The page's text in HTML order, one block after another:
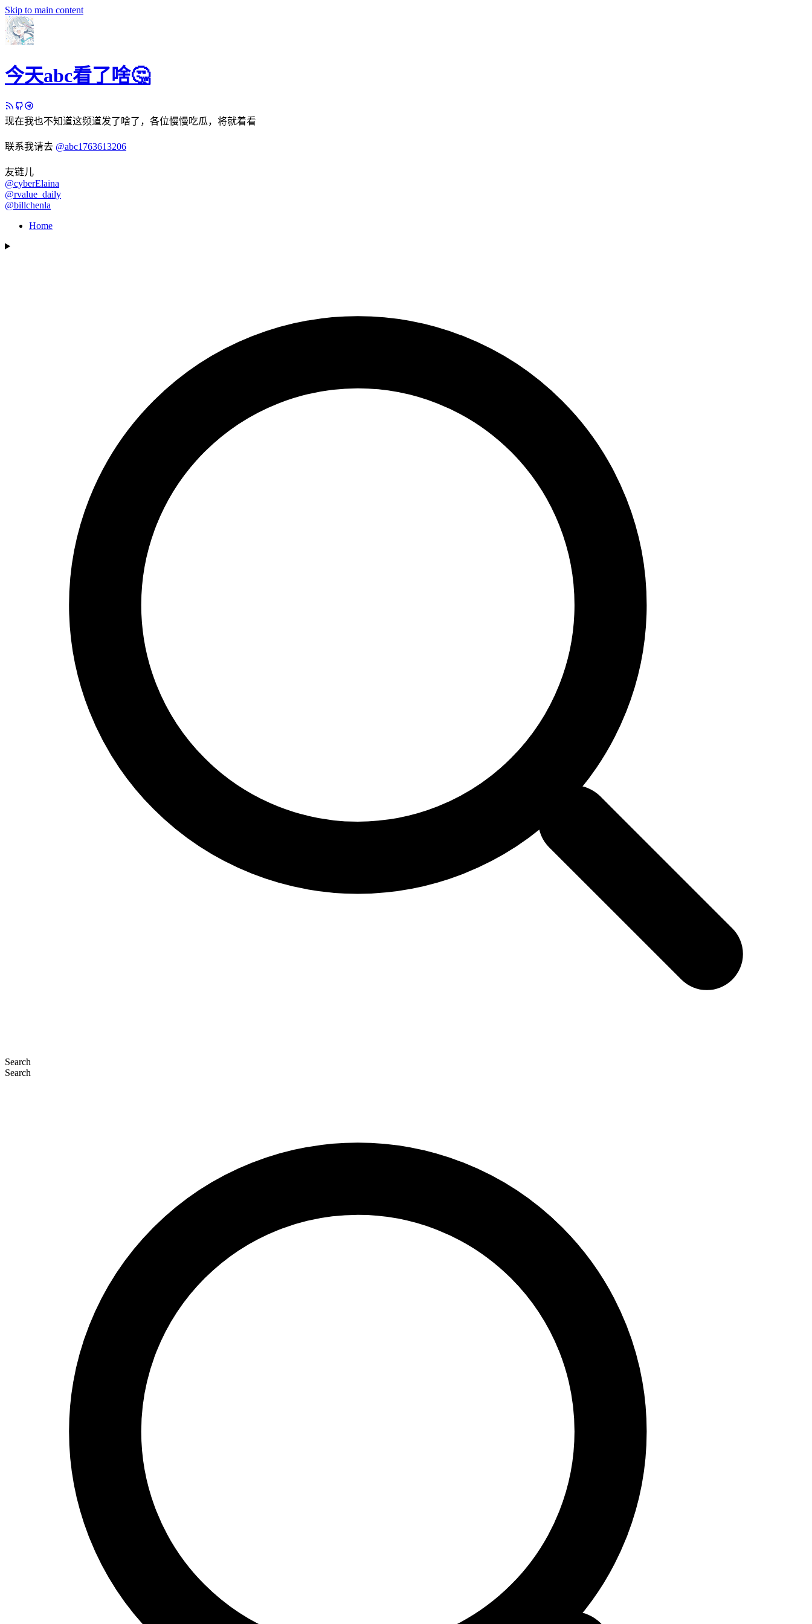
Skip to main content
今天abc看了啥🤔
现在我也不知道这频道发了啥了，各位慢慢吃瓜，将就着看
联系我请去 @abc1763613206
友链儿
@cyberElaina
@rvalue_daily
@billchenla
Home
Search
Search